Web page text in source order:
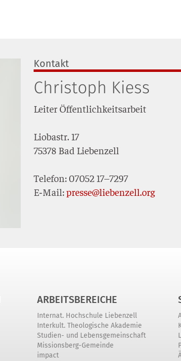
Kontakt
Christoph Kiess
Lei­ter Öffent­lich­keits­ar­beit
Lio­bastr. 17
75378 Bad Lie­ben­zell
Tele­fon: 07052 17–7297
E‑Mail:presse@liebenzell.org
ARBEITSBEREICHE
Internat. Hochschule Liebenzell
Interkult. Theologische Akademie
Studien- und Lebensgemeinschaft
Missionsberg-Gemeinde
impact